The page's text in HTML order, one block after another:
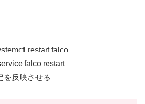
restart falco
falco restart
を反映させる